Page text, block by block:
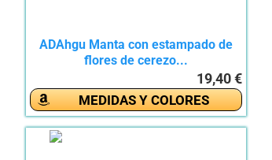
ADAhgu Manta con estampado de
flores de cerezo...
19,40 €
MEDIDAS Y COLORES